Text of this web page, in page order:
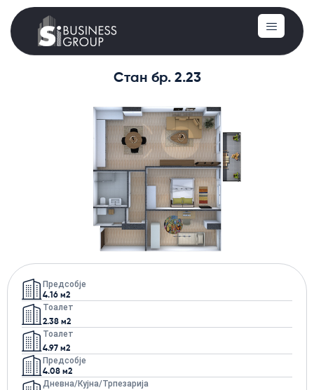
Стан бр. 2.23
Предсобје
4.16 м2
Тоалет
2.38 м2
Тоалет
4.97 м2
Предсобје
4.08 м2
Дневна/кујна/трпезарија